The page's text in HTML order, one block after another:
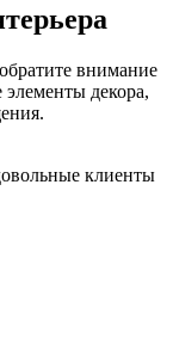
внимание
декора,
клиенты